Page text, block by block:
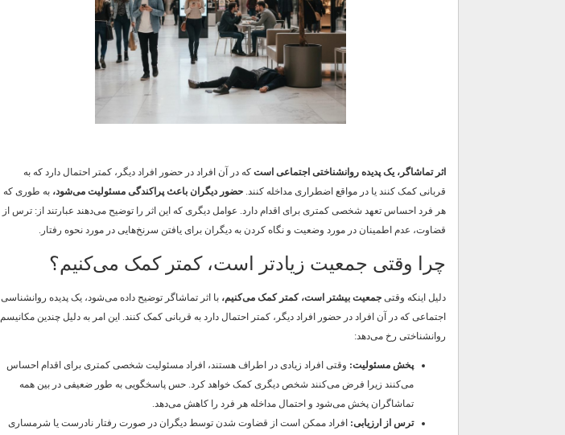
اثر تماشاگر، یک پدیده روانشناختی اجتماعی است که در آن افراد در حضور افراد دیگر، کمتر احتمال دارد که به
قربانی کمک کنند یا در مواقع اضطراری مداخله کنند. حضور دیگران باعث پراکندگی مسئولیت می‌شود، به طوری که
هر فرد احساس تعهد شخصی کمتری برای اقدام دارد. عوامل دیگری که این اثر را توضیح می‌دهند عبارتند از: ترس از
قضاوت، عدم اطمینان در مورد وضعیت و نگاه کردن به دیگران برای یافتن سرنخ‌هایی در مورد نحوه رفتار.
چرا وقتی جمعیت زیادتر است، کمتر کمک می‌کنیم؟
دلیل اینکه وقتی جمعیت بیشتر است، کمتر کمک می‌کنیم، با اثر تماشاگر توضیح داده می‌شود، یک پدیده روانشناسی
اجتماعی که در آن افراد در حضور افراد دیگر، کمتر احتمال دارد به قربانی کمک کنند. این امر به دلیل چندین مکانیسم
روانشناختی رخ می‌دهد:
پخش مسئولیت: وقتی افراد زیادی در اطراف هستند، افراد مسئولیت شخصی کمتری برای اقدام احساس
می‌کنند زیرا فرض می‌کنند شخص دیگری کمک خواهد کرد. حس پاسخگویی به طور ضعیفی در بین همه
تماشاگران پخش می‌شود و احتمال مداخله هر فرد را کاهش می‌دهد.
ترس از ارزیابی: افراد ممکن است از قضاوت شدن توسط دیگران در صورت رفتار نادرست یا شرمساری